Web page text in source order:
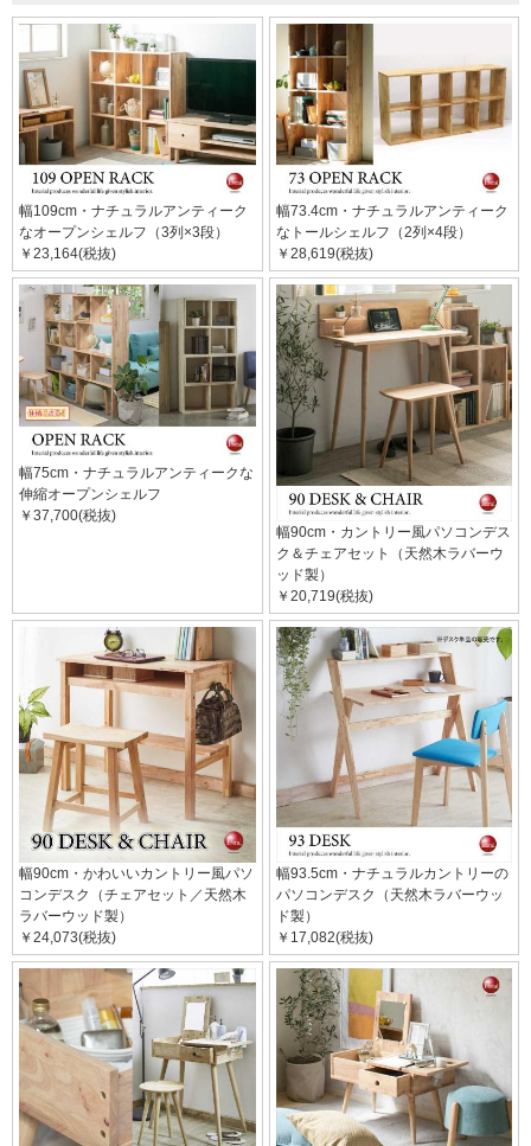
幅109cm・ナチュラルアンティーク
なオープンシェルフ（3列×3段）
￥23,164(税抜)
幅73.4cm・ナチュラルアンティーク
なトールシェルフ（2列×4段）
￥28,619(税抜)
幅75cm・ナチュラルアンティークな
伸縮オープンシェルフ
￥37,700(税抜)
幅90cm・カントリー風パソコンデス
ク＆チェアセット（天然木ラバーウ
ッド製）
￥20,719(税抜)
幅90cm・かわいいカントリー風パソ
コンデスク（チェアセット／天然木
ラバーウッド製）
￥24,073(税抜)
幅93.5cm・ナチュラルカントリーの
パソコンデスク（天然木ラバーウッ
ド製）
￥17,082(税抜)